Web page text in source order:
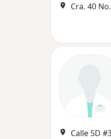
Cra. 40
Calle 5D